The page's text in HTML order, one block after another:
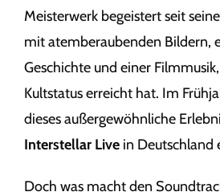
Meisterwerk begeistert seit
mit atemberaubenden Bildern,
Geschichte und einer
Kultstatus erreicht hat. Im
dieses außergewöhnliche
Interstellar Livein Deutschland
Doch was macht den